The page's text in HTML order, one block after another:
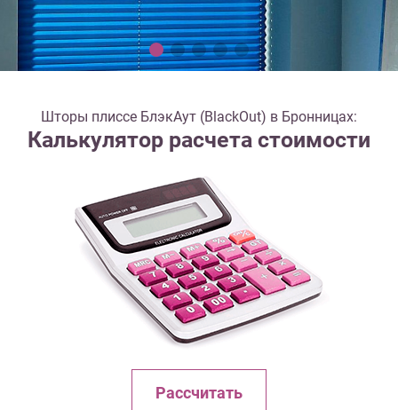
Шторы плиссе БлэкАут (BlackOut) в Бронницах:
Калькулятор расчета стоимости
Рассчитать